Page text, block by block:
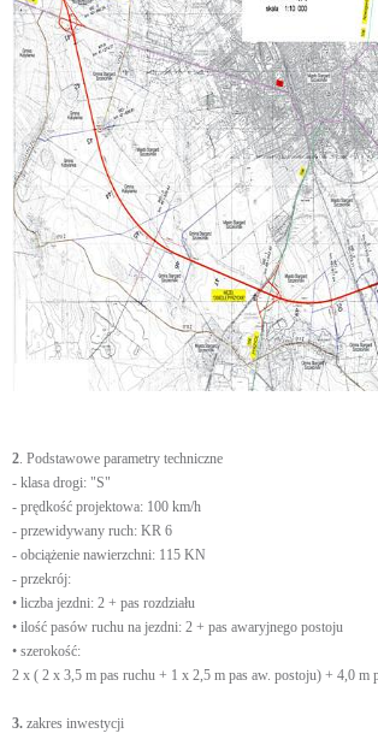
2. Podstawowe parametry techniczne
- klasa drogi: "S"
- prędkość projektowa: 100 km/h
- przewidywany ruch: KR 6
- obciążenie nawierzchni: 115 KN
- przekrój:
• liczba jezdni: 2 + pas rozdziału
• ilość pasów ruchu na jezdni: 2 + pas awaryjnego postoju
• szerokość:
2 x ( 2 x 3,5 m pas ruchu + 1 x 2,5 m pas aw. postoju) + 4,0 m
3. zakres inwestycji